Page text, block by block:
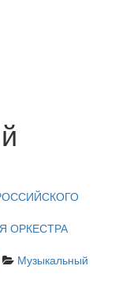
ОРКЕСТРА
Музыкальный